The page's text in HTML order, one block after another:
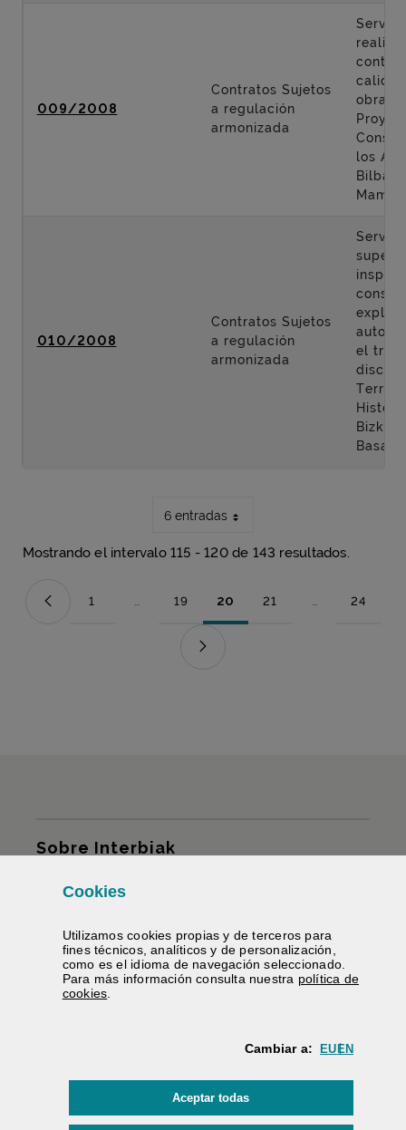
009/2008
Contratos Sujetos
a regulación
armonizada
obras
los
Bilbao
010/2008
Contratos Sujetos
a regulación
armonizada
el
6 entradas
Mostrando el intervalo 115 - 120 de 143 resultados.
Página
1 ...
Páginas intermedias Use TAB para desplazarse.
Página
19 Página
20 Página
21 ...
Páginas Página
24
Sobre Interbiak
Infraestructuras y tarifas
Servicios
Información carreteras
Firma electrónica
Cookies
Utilizamoscookies propias y de terceros para
fines técnicos, analíticos y de personalización,
como es el idioma de navegación seleccionado.
Para más información consulta nuestra política de
cookies(Abre ventana modal)
Cambiar a: EU EN
Aceptar todaslas